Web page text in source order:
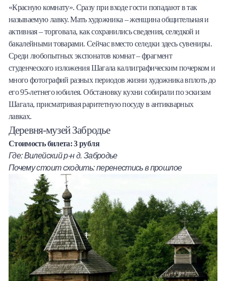
«Красную комнату». Сразу при входе гости попадают в так
называемую лавку. Мать художника – женщина общительная и
активная – торговала, как сохранились сведения, селедкой и
бакалейными товарами. Сейчас вместо селедки здесь сувениры.
Среди любопытных экспонатов комнат – фрагмент
студенческого изложения Шагала каллиграфическим почерком и
много фотографий разных периодов жизни художника вплоть до
его 95-летнего юбилея. Обстановку кухни собирали по эскизам
Шагала, присматривая раритетную посуду в антикварных
лавках.
Деревня-музей Забродье
Стоимость билета: 3 рубля
Где: Вилейский р-н д. Забродье
Почему стоит сходить: перенестись в прошлое